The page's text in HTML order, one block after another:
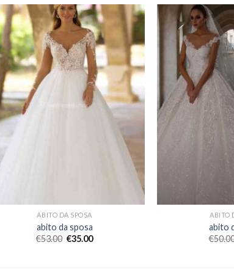
ABITO DA SPOSA
abito da sposa
€53.00 €35.00
ABITO
abito
€